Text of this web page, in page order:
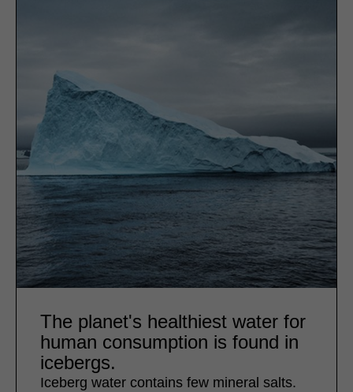
The planet's healthiest water for
human consumption is found in
icebergs.
Iceberg water contains few mineral salts.